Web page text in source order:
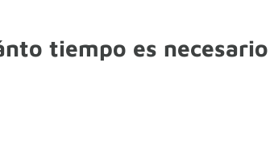
tiempo es